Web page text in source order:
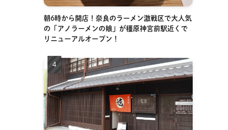
朝6時から開店！奈良のラーメン激戦区で大人気
の「アノラーメンの娘」が橿原神宮前駅近くで
リニューアルオープン！